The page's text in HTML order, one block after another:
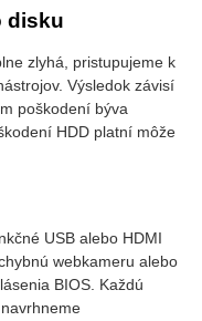
disku
zlyhá, pristupujeme k
Výsledok závisí
poškodení býva
HDD platní môže
USB alebo HDMI
webkameru alebo
BIOS. Každú